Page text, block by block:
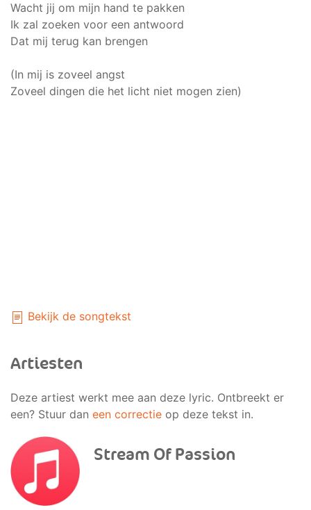
Wacht jij om mijn hand te pakken
Ik zal zoeken voor een antwoord
Dat mij terug kan brengen
(In mij is zoveel angst
Zoveel dingen die het licht niet mogen zien)
Bekijk de songtekst
Artiesten
Deze artiest werkt mee aan deze lyric. Ontbreekt er
een? Stuur dan een correctie op deze tekst in.
Stream Of Passion